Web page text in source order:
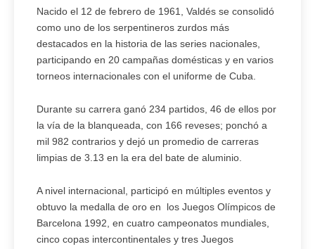
Nacido el 12 de febrero de 1961, Valdés se consolidó
como uno de los serpentineros zurdos más
destacados en la historia de las series nacionales,
participando en 20 campañas domésticas y en varios
torneos internacionales con el uniforme de Cuba.
Durante su carrera ganó 234 partidos, 46 de ellos por
la vía de la blanqueada, con 166 reveses; ponchó a
mil 982 contrarios y dejó un promedio de carreras
limpias de 3.13 en la era del bate de aluminio.
A nivel internacional, participó en múltiples eventos y
obtuvo la medalla de oro en los Juegos Olímpicos de
Barcelona 1992, en cuatro campeonatos mundiales,
cinco copas intercontinentales y tres Juegos